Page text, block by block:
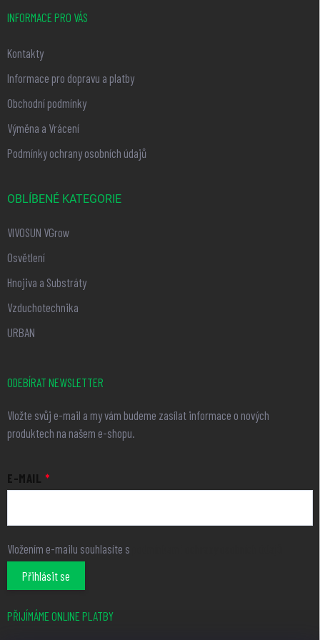
INFORMACE PRO VÁS
Kontakty
Informace pro dopravu a platby
Obchodní podmínky
Výměna a Vrácení
Podmínky ochrany osobních údajů
OBLÍBENÉ KATEGORIE
VIVOSUN VGrow
Osvětlení
Hnojiva a Substráty
Vzduchotechnika
URBAN
ODEBÍRAT NEWSLETTER
Vložte svůj e-mail a my vám budeme zasílat informace o nových
produktech na našem e-shopu.
E-MAIL
Vložením e-mailu souhlasíte s
Přihlásit se
PŘIJÍMÁME ONLINE PLATBY